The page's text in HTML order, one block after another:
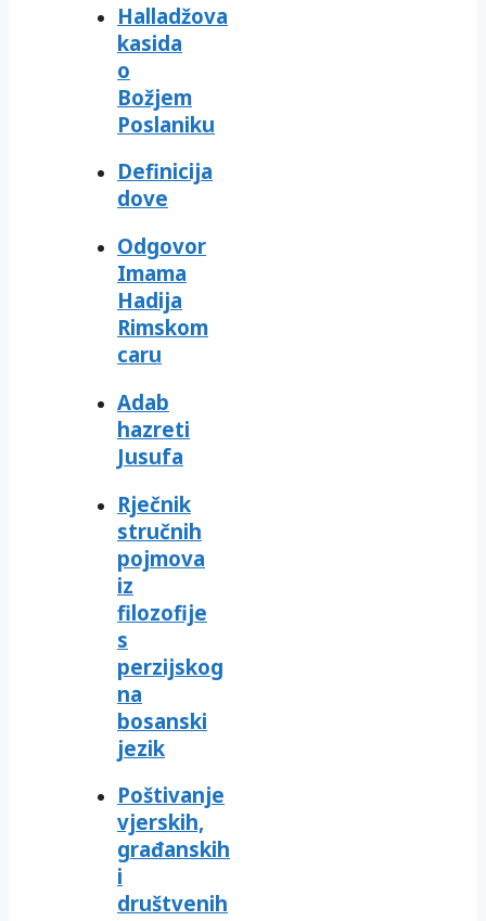
Halladžova
kasida
o
Božjem
Poslaniku
Definicija
dove
Odgovor
Imama
Hadija
Rimskom
caru
Adab
hazreti
Jusufa
Rječnik
stručnih
pojmova
iz
filozofije
s
perzijskog
na
bosanski
jezik
Poštivanje
vjerskih,
građanskih
i
društvenih